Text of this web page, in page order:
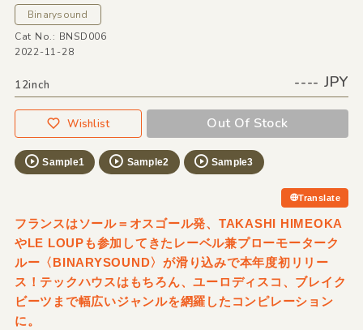
Binarysound
Cat No.: BNSD006
2022-11-28
12inch ---- JPY
Wishlist Out Of Stock
Sample1 Sample2 Sample3
Translate
フランスはソール＝オスゴール発、TAKASHI HIMEOKA
やLE LOUPも参加してきたレーベル兼プローモーターク
ルー〈BINARYSOUND〉が滑り込みで本年度初リリー
ス！テックハウスはもちろん、ユーロディスコ、ブレイク
ビーツまで幅広いジャンルを網羅したコンピレーション
に。